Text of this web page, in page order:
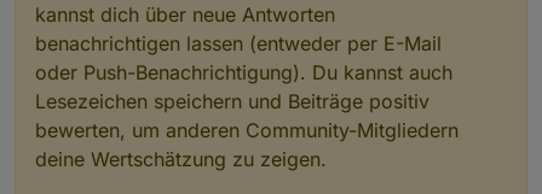
kannst dich über neue Antworten
benachrichtigen lassen (entweder per E-Mail
oder Push-Benachrichtigung). Du kannst auch
Lesezeichen speichern und Beiträge positiv
bewerten, um anderen Community-Mitgliedern
deine Wertschätzung zu zeigen.